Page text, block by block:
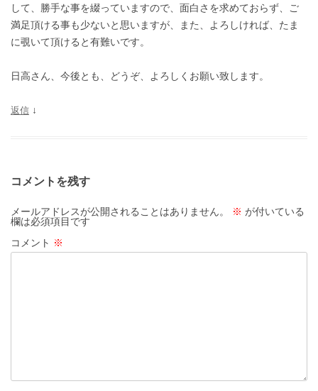
して、勝手な事を綴っていますので、面白さを求めておらず、ご
満足頂ける事も少ないと思いますが、また、よろしければ、たま
に覗いて頂けると有難いです。
日高さん、今後とも、どうぞ、よろしくお願い致します。
返信 ↓
コメントを残す
メールアドレスが公開されることはありません。 ※ が付いている
欄は必須項目です
コメント ※